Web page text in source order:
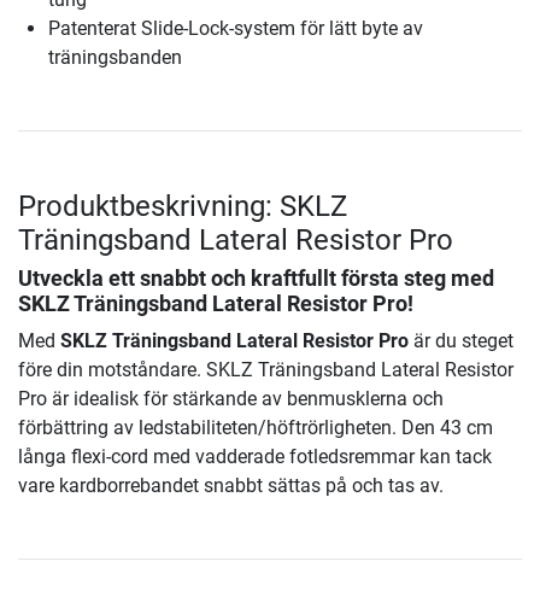
Patenterat Slide-Lock-system för lätt byte av
träningsbanden
Produktbeskrivning: SKLZ
Träningsband Lateral Resistor Pro
Utveckla ett snabbt och kraftfullt första steg med
SKLZ Träningsband Lateral Resistor Pro!
Med SKLZ Träningsband Lateral Resistor Pro är du steget
före din motståndare. SKLZ Träningsband Lateral Resistor
Pro är idealisk för stärkande av benmusklerna och
förbättring av ledstabiliteten/höftrörligheten. Den 43 cm
långa flexi-cord med vadderade fotledsremmar kan tack
vare kardborrebandet snabbt sättas på och tas av.